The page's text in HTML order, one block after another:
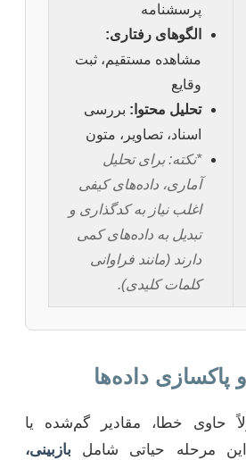
پرسشنامه
الگوهای رفتاری:
مشاهده مستقیم، ثبت
وقایع
تحلیل محتوا: بررسی
اسناد، تصاویر، متون
*نکته: برای تحلیل
آماری، داده‌های کیفی
اغلب نیاز به کدگذاری و
تبدیل به داده‌های کمی
دارند (مانند فراوانی
کلمات کلیدی).
حاوی خطا، مقادیر گم‌شده یا
این مرحله حیاتی شامل بازبینی،